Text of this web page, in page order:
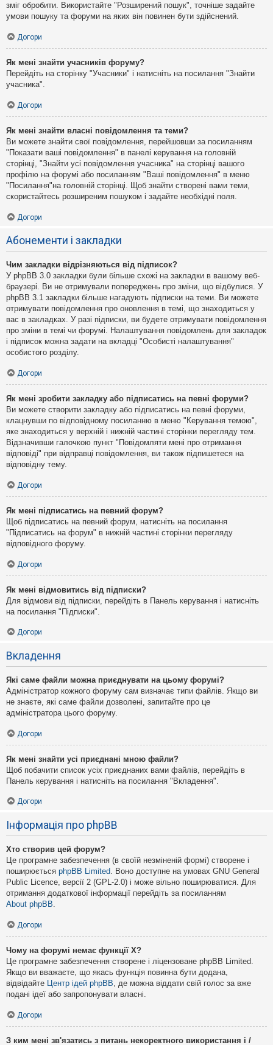
зміг обробити. Використайте "Розширений пошук", точніше задайте
умови пошуку та форуми на яких він повинен бути здійснений.
Догори
Як мені знайти учасників форуму?
Перейдіть на сторінку "Учасники" і натисніть на посилання "Знайти
учасника".
Догори
Як мені знайти власні повідомлення та теми?
Ви можете знайти свої повідомлення, перейшовши за посиланням
"Показати ваші повідомлення" в панелі керування на головній
сторінці, "Знайти усі повідомлення учасника" на сторінці вашого
профілю на форумі або посиланням "Ваші повідомлення" в меню
"Посилання"на головній сторінці. Щоб знайти створені вами теми,
скористайтесь розширеним пошуком і задайте необхідні поля.
Догори
Абонементи і закладки
Чим закладки відрізняються від підписок?
У phpBB 3.0 закладки були більше схожі на закладки в вашому веб-
браузері. Ви не отримували попереджень про зміни, що відбулися. У
phpBB 3.1 закладки більше нагадують підписки на теми. Ви можете
отримувати повідомлення про оновлення в темі, що знаходиться у
вас в закладках. У разі підписки, ви будете отримувати повідомлення
про зміни в темі чи форумі. Налаштування повідомлень для закладок
і підписок можна задати на вкладці "Особисті налаштування"
особистого розділу.
Догори
Як мені зробити закладку або підписатись на певні форуми?
Ви можете створити закладку або підписатись на певні форуми,
клацнувши по відповідному посиланню в меню "Керування темою",
яке знаходиться у верхній і нижній частині сторінки перегляду тем.
Відзначивши галочкою пункт "Повідомляти мені про отримання
відповіді" при відправці повідомлення, ви також підпишетеся на
відповідну тему.
Догори
Як мені підписатись на певний форум?
Щоб підписатись на певний форум, натисніть на посилання
"Підписатись на форум" в нижній частині сторінки перегляду
відповідного форуму.
Догори
Як мені відмовитись від підписки?
Для відмови від підписки, перейдіть в Панель керування і натисніть
на посилання "Підписки".
Догори
Вкладення
Які саме файли можна приєднувати на цьому форумі?
Адміністратор кожного форуму сам визначає типи файлів. Якщо ви
не знаєте, які саме файли дозволені, запитайте про це
адміністратора цього форуму.
Догори
Як мені знайти усі приєднані мною файли?
Щоб побачити список усіх приєднаних вами файлів, перейдіть в
Панель керування і натисніть на посилання "Вкладення".
Догори
Інформація про phpBB
Хто створив цей форум?
Це програмне забезпечення (в своїй незміненій формі) створене і
поширюється phpBB Limited. Воно доступне на умовах GNU General
Public Licence, версії 2 (GPL-2.0) і може вільно поширюватися. Для
отримання додаткової інформації перейдіть за посиланням
About phpBB.
Догори
Чому на форумі немає функції X?
Це програмне забезпечення створене і ліцензоване phpBB Limited.
Якщо ви вважаєте, що якась функція повинна бути додана,
відвідайте Центр ідей phpBB, де можна віддати свій голос за вже
подані ідеї або запропонувати власні.
Догори
З ким мені зв'язатись з питань некоректного використання і /